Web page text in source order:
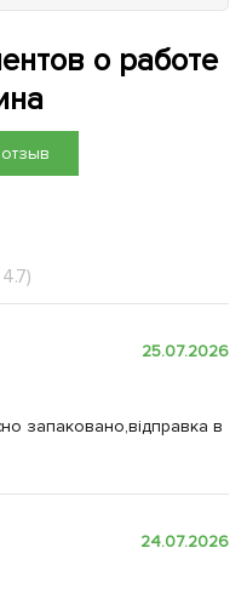
о работе
25.07.2026
запаковано,відправка в
24.07.2026